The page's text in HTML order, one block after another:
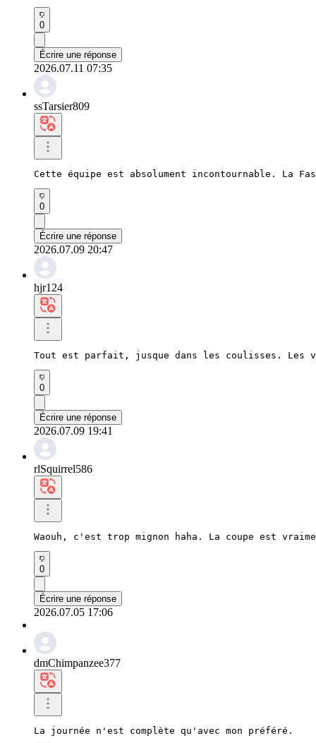
0
Écrire une réponse
2026.07.11 07:35
ssTarsier809
Cette équipe est absolument incontournable. La
0
Écrire une réponse
2026.07.09 20:47
hjr124
Tout est parfait, jusque dans les coulisses. Les
0
Écrire une réponse
2026.07.09 19:41
rlSquirrel586
Waouh, c'est trop mignon haha. La coupe est
0
Écrire une réponse
2026.07.05 17:06
dmChimpanzee377
La journée n'est complète qu'avec mon préféré.